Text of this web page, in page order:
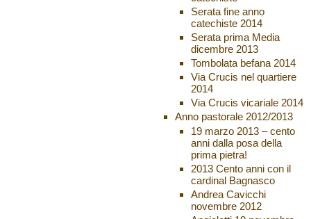
Serata fine anno
catechiste 2014
Serata prima Media
dicembre 2013
Tombolata befana 2014
Via Crucis nel quartiere
2014
Via Crucis vicariale 2014
Anno pastorale 2012/2013
19 marzo 2013 – cento
anni dalla posa della
prima pietra!
2013 Cento anni con il
cardinal Bagnasco
Andrea Cavicchi
novembre 2012